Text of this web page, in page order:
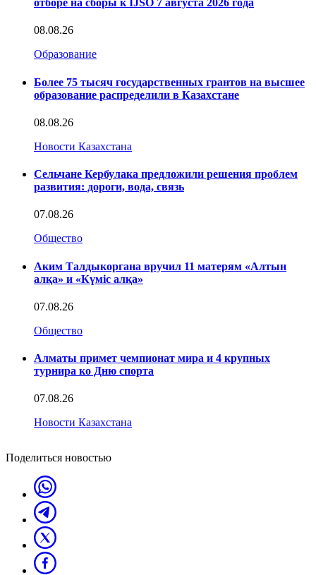
отборе на сборы к IJSO 7 августа 2026 года
08.08.26
Образование
Более 75 тысяч государственных грантов на высшее
образование распределили в Казахстане
08.08.26
Новости Казахстана
Сельчане Кербулака предложили решения проблем
развития: дороги, вода, связь
07.08.26
Общество
Аким Талдыкоргана вручил 11 матерям «Алтын
алқа» и «Күміс алқа»
07.08.26
Общество
Алматы примет чемпионат мира и 4 крупных
турнира ко Дню спорта
07.08.26
Новости Казахстана
Поделиться новостью